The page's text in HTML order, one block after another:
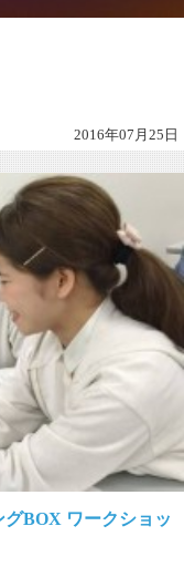
2016年07月25日
BOX ワークショッ